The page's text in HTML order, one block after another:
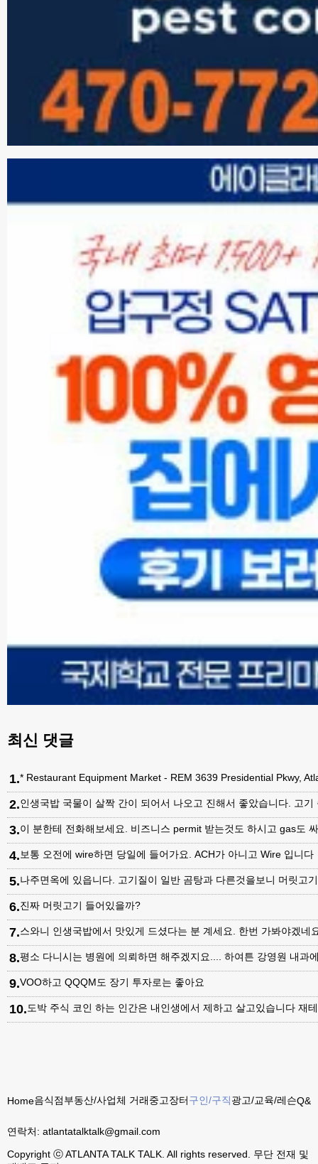
최신 댓글
1.* Restaurant Equipment Market - REM 3639 Presidential Pkwy,
2.인생국밥 국물이 살짝 간이 되어서 나오고 진해서 좋았습니다. 고
3.이 분한테 전화해보세요. 비즈니스 permit 받는것도 하시고 gas도
4.보통 오전에 wire하면 당일에 들어가요. ACH가 아니고 Wire 입니다
5.나주면옥에 있읍니다. 고기질이 일반 곰탕과 다른것을보니 머릿고
6.진짜 머릿고기 들어있을까?
7.스와니 인생국밥에서 맛있게 드셨다는 분 계세요. 한번 가봐야겠네
8.평소 다니시는 병원에 의뢰하면 해주겠지요.... 하여튼 강영원 내과
9.VOO하고 QQQM도 장기 투자로는 좋아요
10.도박 주식 코인 하는 인간은 내인생에서 제하고 살고있습니다 재
Home음식점부동산/사업체 거래중고장터구인/구직광고/교육/레슨Q&A
연락처: atlantatalktalk@gmail.com
Copyright ⓒ ATLANTA TALK TALK. All rights reserved. 무단 전재 및